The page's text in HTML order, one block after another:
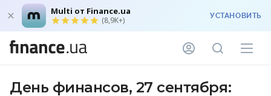
Multi от Finance.ua
(8,9K+) УСТАНОВИТЬ
День финансов, 27 сентября: